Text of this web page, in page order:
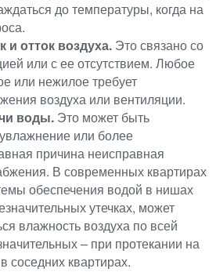
до температуры, когда на
и отток воздуха. Это связано со
или с ее отсутствием. Любое
или нежилое требует
воздуха или вентиляции.
воды. Это может быть
или более
причина неисправная
В современных квартирах
обеспечения водой в нишах
утечках, может
влажность воздуха по всей
– при протекании на
соседних квартирах.